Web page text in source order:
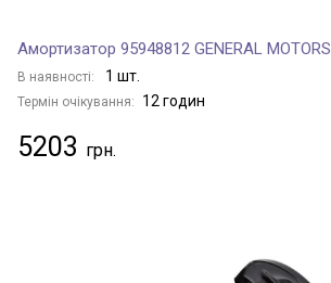
Амортизатор 95948812 GENERAL MOTORS
В наявності: 1 шт.
Термін очікування: 12 годин
5203